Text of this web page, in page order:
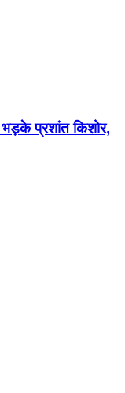
भड़के प्रशांत किशोर,